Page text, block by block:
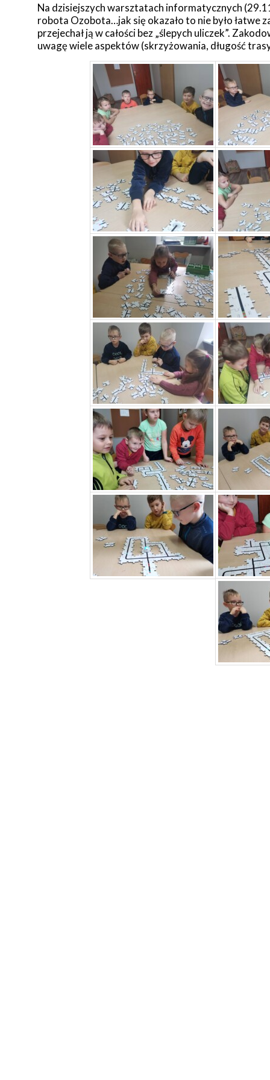
Na dzisiejszych warsztatach informatycznych
robota Ozobota…jak się okazało to nie było łatwe
przejechał ją w całości bez „ślepych uliczek”.
uwagę wiele aspektów (skrzyżowania, długość